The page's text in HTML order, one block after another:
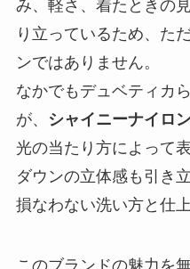
み、軽さ、着たときの
り立っているため、た
ンではありません。
なかでもデュベティカ
が、
シャイニーナイロ
光の当たり方によって
ダウンの立体感も引き
損なわない洗い方と仕
このブランドの魅力を